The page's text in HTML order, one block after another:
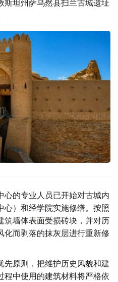
斯坦州萨乌然县扫兰古城遗址
心的专业人员已开始对古城内
心）和经学院实施修缮。按照
筑墙体表面受损砖块，并对历
化而剥落的抹灰层进行重新修
先原则，把维护历史风貌和建
程中使用的建筑材料将严格依